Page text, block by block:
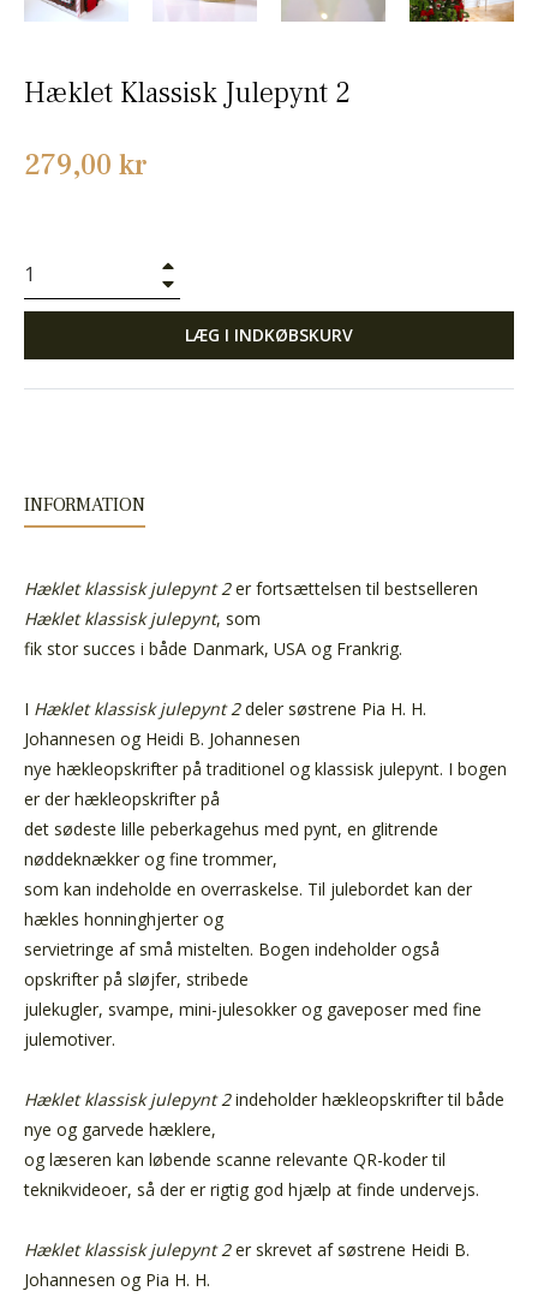
Hæklet Klassisk Julepynt 2
Normalpris
279,00 kr
LÆG I INDKØBSKURV
INFORMATION
Hæklet klassisk julepynt 2er fortsættelsen til bestselleren
Hæklet klassisk julepynt, som
fik stor succes i både Danmark, USA og Frankrig.
I Hæklet klassisk julepynt 2deler søstrene Pia H. H.
Johannesen og Heidi B. Johannesen
nye hækleopskrifter på traditionel og klassisk julepynt. I bogen
er der hækleopskrifter på
det sødeste lille peberkagehus med pynt, en glitrende
nøddeknækker og fine trommer,
som kan indeholde en overraskelse. Til julebordet kan der
hækles honninghjerter og
servietringe af små mistelten. Bogen indeholder også
opskrifter på sløjfer, stribede
julekugler, svampe, mini-julesokker og gaveposer med fine
julemotiver.
Hæklet klassisk julepynt 2indeholder hækleopskrifter til både
nye og garvede hæklere,
og læseren kan løbende scanne relevante QR-koder til
teknikvideoer, så der er rigtig god hjælp at finde undervejs.
Hæklet klassisk julepynt 2er skrevet af søstrene Heidi B.
Johannesen og Pia H. H.